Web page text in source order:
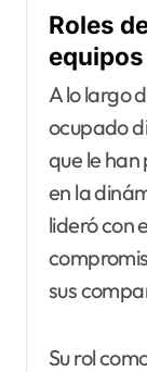
Roles
equipos
A lo largo
ocupado
que le
en la
lideró con
sus
Su rol